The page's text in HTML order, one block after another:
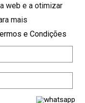
web e a otimizar
mais
e Condições